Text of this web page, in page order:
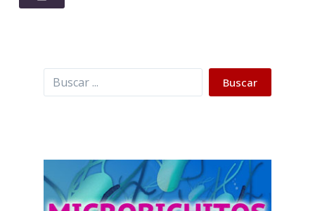
Buscar Buscar